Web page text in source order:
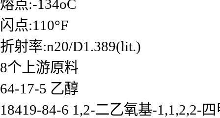
熔点:-134oC
闪点:110°F
折射率:n20/D1.389(lit.)
8个上游原料
64-17-5 乙醇
18419-84-6 1,2-二乙氧基-1,1,2,2-